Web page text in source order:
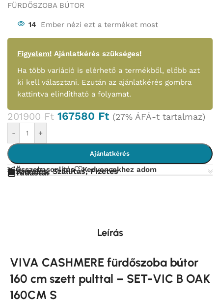
FÜRDŐSZOBA BÚTOR
14 Ember nézi ezt a terméket most
Figyelem! Ajánlatkérés szükséges!
Ha több variáció is elérhető a termékből, előbb azt
ki kell választani. Ezután az ajánlatkérés gombra
kattintva elindítható a folyamat.
201900Ft 167580 Ft (27% ÁFÁ-t tartalmaz)
- +
Ajánlatkérés
Összehasonlítás Kedvencekhez adom
Szerelés, Szállítás, Fizetés
Tudástár
Leírás
VIVA CASHMERE fürdőszoba bútor
160 cm szett pulttal – SET-VIC B OAK
160CM S